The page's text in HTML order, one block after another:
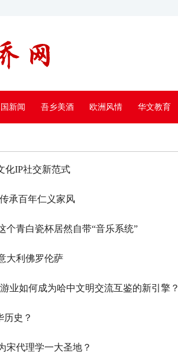
新闻 吾乡美酒 欧洲风情 华文教育
化IP社交新范式
承百年仁义家风
个青白瓷杯居然自带“音乐系统”
大利佛罗伦萨
业如何成为哈中文明交流互鉴的新引擎？
历史？
宋代理学一大圣地？